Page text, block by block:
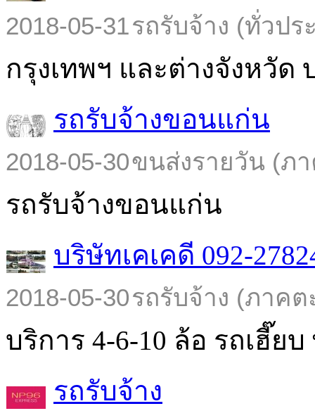
2018-05-31รถรับจ้าง (ทั่วปร
กรุงเทพฯ และต่างจังหวัด
รถรับจ้างขอนแก่น
2018-05-30ขนส่งรายวัน (ภ
รถรับจ้างขอนแก่น
บริษัทเคเคดี 092-
2018-05-30รถรับจ้าง (ภาคต
บริการ 4-6-10 ล้อ รถเฮี๊ยบ
รถรับจ้าง